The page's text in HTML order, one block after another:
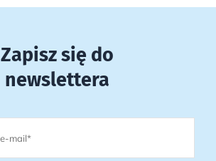
Zapisz się do
newslettera